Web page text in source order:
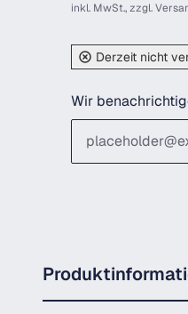
inkl. MwSt., zzgl.
Derzeit nicht
Wir